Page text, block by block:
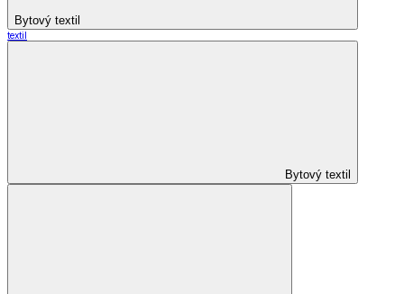
Bytový textil
textil
Bytový textil